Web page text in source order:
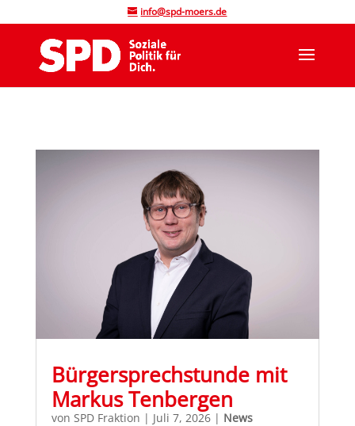
info@spd-moers.de
Bürgersprechstunde mit
Markus Tenbergen
von SPD Fraktion | Juli 7, 2026| News